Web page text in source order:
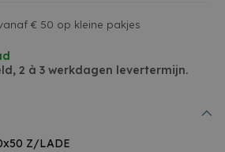
€ 50 op kleine pakjes
2 à 3 werkdagen levertermijn.
Z/LADE